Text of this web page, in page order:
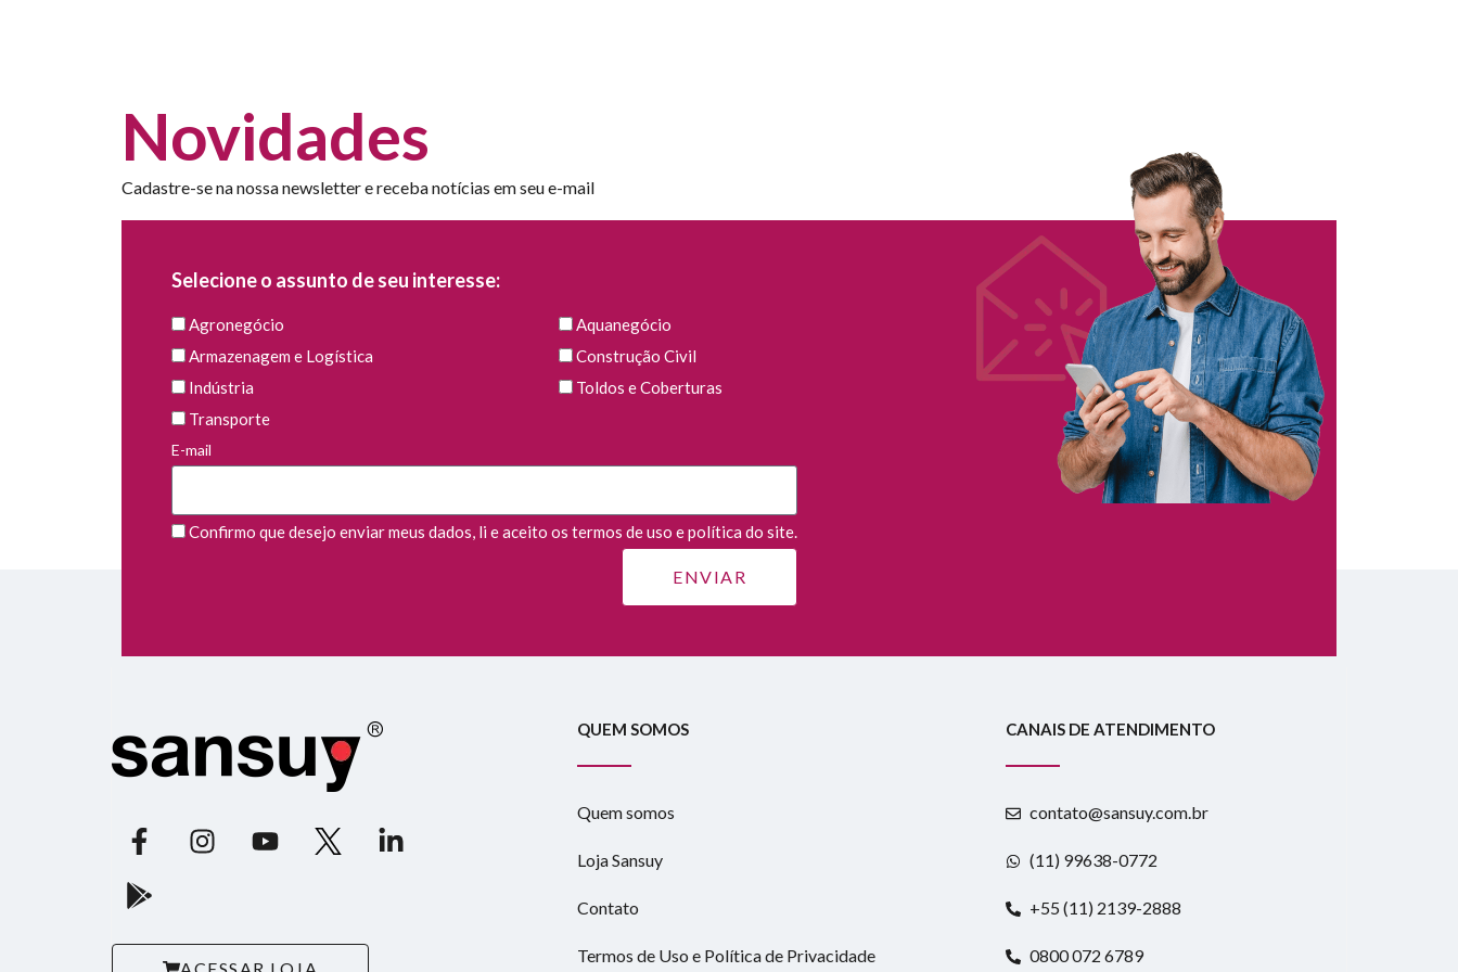
Novidades
Cadastre-se na nossa newsletter e receba notícias em seu e-mail
Selecione o assunto de seu interesse:
Agronegócio
Aquanegócio
Armazenagem e Logística
Construção Civil
Indústria
Toldos e Coberturas
Transporte
E-mail
Confirmo que desejo enviar meus dados, li e aceito os termos de uso e política do site.
QUEM SOMOS
Quem somos
Loja Sansuy
Contato
Termos de Uso e Política de Privacidade
CANAIS DE ATENDIMENTO
contato@sansuy.com.br
(11) 99638-0772
+55 (11) 2139-2888
0800 072 6789